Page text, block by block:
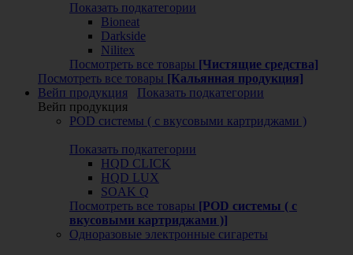
Показать подкатегории
Bioneat
Darkside
Nilitex
Посмотреть все товары [Чистящие средства]
Посмотреть все товары [Кальянная продукция]
Вейп продукция
Показать подкатегории
Вейп продукция
POD системы ( с вкусовыми картриджами )
Показать подкатегории
HQD CLICK
HQD LUX
SOAK Q
Посмотреть все товары [POD системы ( с
вкусовыми картриджами )]
Одноразовые электронные сигареты